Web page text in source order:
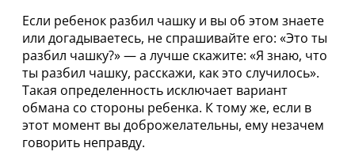
Если ребенок разбил чашку и вы об этом знаете
или догадываетесь, не спрашивайте его: «Это ты
разбил чашку?» — а лучше скажите: «Я знаю, что
ты разбил чашку, расскажи, как это случилось».
Такая определенность исключает вариант
обмана со стороны ребенка. К тому же, если в
этот момент вы доброжелательны, ему незачем
говорить неправду.